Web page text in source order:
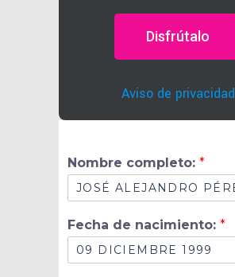
Disfrútalo
Aviso de privacidad
Nombre completo: *
Fecha de nacimiento: *